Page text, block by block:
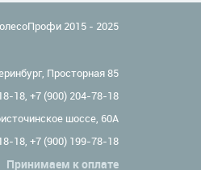
2015 - 2025
Просторная 85
18, +7 (900) 204-78-18
шоссе, 60А
18, +7 (900) 199-78-18
Принимаем к оплате